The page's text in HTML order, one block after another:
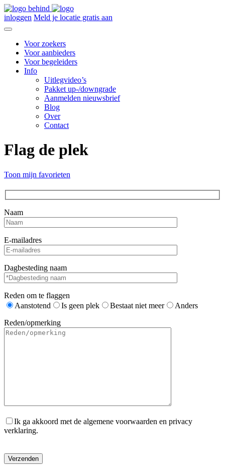
inloggen Meld je locatie gratis aan
Voor zoekers
Voor aanbieders
Voor begeleiders
Info
Uitlegvideo’s
Pakket up-/downgrade
Aanmelden nieuwsbrief
Blog
Over
Contact
Flag de plek
Toon mijn favorieten
Naam
E-mailadres
Dagbesteding naam
Reden om te flaggen
Aanstotend
Is geen plek Bestaat niet meer
Anders
Reden/opmerking
Ik ga akkoord met de algemene voorwaarden en privacy
verklaring.